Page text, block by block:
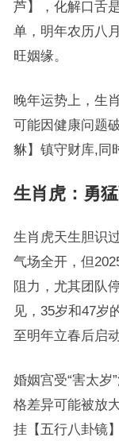
芦】，化解口舌
单，明年农历八
旺姻缘。
晚年运势上，生
可能因健康问题
貅】镇守财库,同
生肖虎：勇
生肖虎天生胆识
气场全开，但
阻力，尤其团队
见，35岁和47岁
至明年立春后启动
婚姻宫受“害太岁
格差异可能被放
挂【五行八卦镜